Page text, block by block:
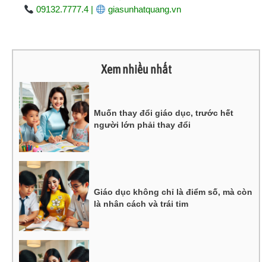
09132.7777.4 |
giasunhatquang.vn
Xem nhiều nhất
Muốn thay đổi giáo dục, trước hết
người lớn phải thay đổi
Giáo dục không chỉ là điểm số, mà còn
là nhân cách và trái tim